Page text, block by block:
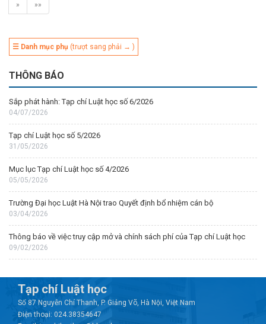
» »»
☰ Danh mục phụ (trượt sang phải → )
THÔNG BÁO
Sắp phát hành: Tạp chí Luật học số 6/2026
04/07/2026
Tạp chí Luật học số 5/2026
31/05/2026
Mục lục Tạp chí Luật học số 4/2026
05/05/2026
Trường Đại học Luật Hà Nội trao Quyết định bổ nhiệm cán bộ
03/04/2026
Thông báo về việc truy cập mở và chính sách phí của Tạp chí Luật học
09/02/2026
Tạp chí Luật học
Số 87 Nguyễn Chí Thanh, P. Giảng Võ, Hà Nội, Việt Nam
Điện thoại: 024.38354647